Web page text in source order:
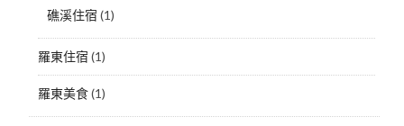
礁溪住宿 (1)
羅東住宿 (1)
羅東美食(1)